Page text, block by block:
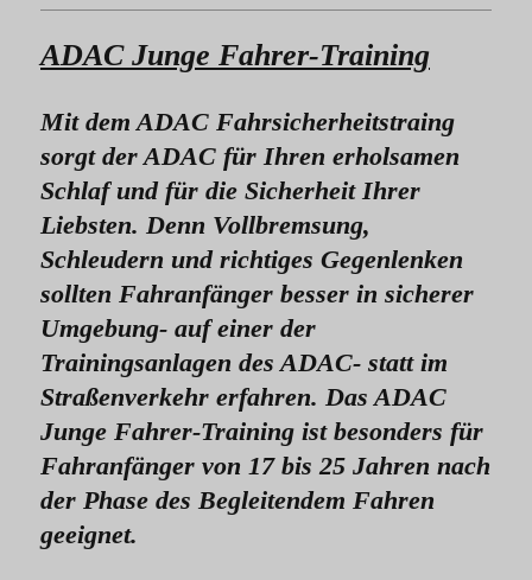
ADAC Junge Fahrer-Training
Mit dem ADAC Fahrsicherheitstraing
sorgt der ADAC für Ihren erholsamen
Schlaf und für die Sicherheit Ihrer
Liebsten. Denn Vollbremsung,
Schleudern und richtiges Gegenlenken
sollten Fahranfänger besser in sicherer
Umgebung- auf einer der
Trainingsanlagen des ADAC- statt im
Straßenverkehr erfahren. Das ADAC
Junge Fahrer-Training ist besonders für
Fahranfänger von 17 bis 25 Jahren nach
der Phase des Begleitendem Fahren
geeignet.